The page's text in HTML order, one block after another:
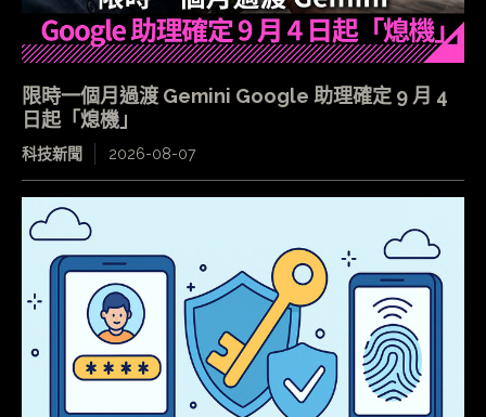
限時一個月過渡 Gemini Google 助理確定 9 月 4
日起「熄機」
科技新聞 2026-08-07